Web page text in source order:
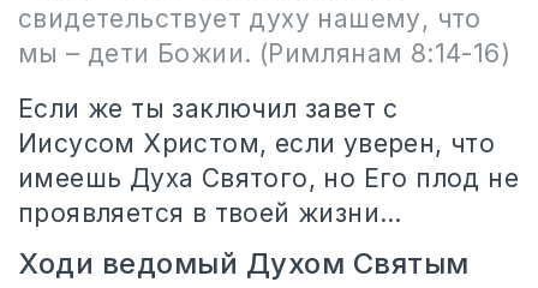
свидетельствует духу нашему, что
мы – дети Божии. (Римлянам 8:14-16)
Если же ты заключил завет с
Иисусом Христом, если уверен, что
имеешь Духа Святого, но Его плод не
проявляется в твоей жизни…
Ходи ведомый Духом Святым